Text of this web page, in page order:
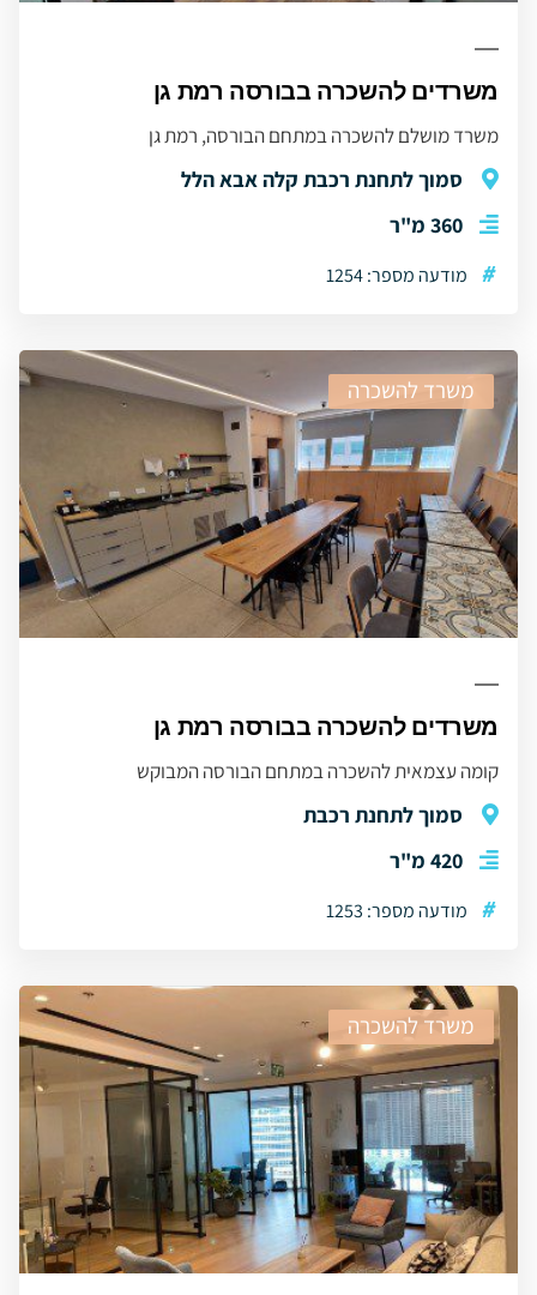
משרדים להשכרה בבורסה רמת גן
משרד מושלם להשכרה במתחם הבורסה, רמת גן
סמוך לתחנת רכבת קלה אבא הלל
360 מ"ר
# מודעה מספר: 1254
משרד להשכרה
משרדים להשכרה בבורסה רמת גן
קומה עצמאית להשכרה במתחם הבורסה המבוקש
סמוך לתחנת רכבת
420 מ"ר
# מודעה מספר: 1253
משרד להשכרה